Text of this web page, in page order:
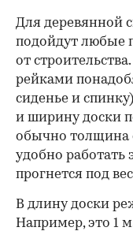
Для деревянной
подойдут любые
от
рейками
сиденье и
и ширину доски
обычно толщина
удобно работать
прогнется под
В длину доски
Например, это 1